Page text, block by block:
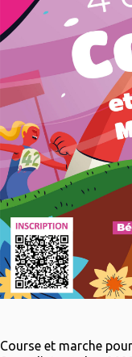
Course et marche